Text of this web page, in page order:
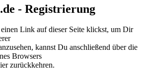
- Registrierung
Link auf dieser Seite klickst, um Dir
kannst Du anschließend über die
Browsers
zurückkehren.